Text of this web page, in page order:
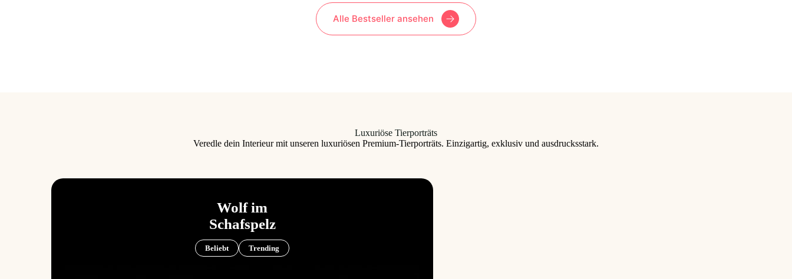
Alle Bestseller ansehen
Luxuriöse Tierporträts
Veredle dein Interieur mit unseren luxuriösen Premium-Tierporträts. Einzigartig, exklusiv und ausdrucksstark.
Wolf im
Schafspelz
Beliebt Trending